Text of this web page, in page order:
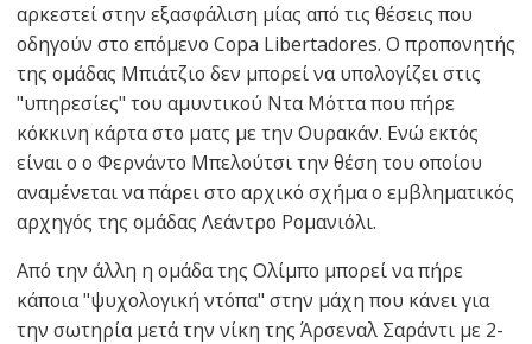
αρκεστεί στην εξασφάλιση μίας από τις θέσεις που
οδηγούν στο επόμενο Copa Libertadores. Ο προπονητής
της ομάδας Μπιάτζιο δεν μπορεί να υπολογίζει στις
"υπηρεσίες" του αμυντικού Ντα Μόττα που πήρε
κόκκινη κάρτα στο ματς με την Ουρακάν. Ενώ εκτός
είναι ο ο Φερνάντο Μπελούτσι την θέση του οποίου
αναμένεται να πάρει στο αρχικό σχήμα ο εμβληματικός
αρχηγός της ομάδας Λεάντρο Ρομανιόλι.
Από την άλλη η ομάδα της Ολίμπο μπορεί να πήρε
κάποια "ψυχολογική ντόπα" στην μάχη που κάνει για
την σωτηρία μετά την νίκη της Άρσεναλ Σαράντι με 2-